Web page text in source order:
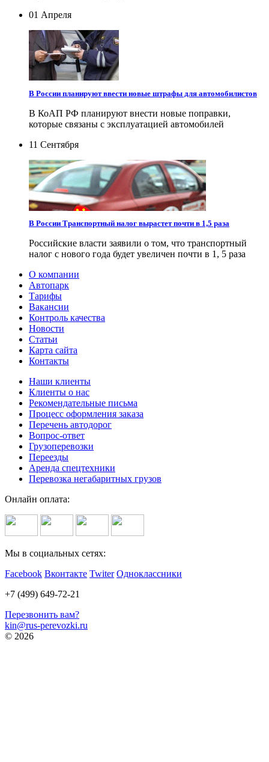
01 Апреля
В России планируют ввести новые штрафы для автомобилистов
В КоАП РФ планируют внести новые поправки,
которые связаны с эксплуатацией автомобилей
11 Сентября
В России Транспортный налог вырастет почти в 1,5 раза
Российские власти заявили о том, что транспортный
налог с нового года будет увеличен почти в 1, 5 раза
О компании
Автопарк
Тарифы
Вакансии
Контроль качества
Новости
Статьи
Карта сайта
Контакты
Наши клиенты
Клиенты о нас
Рекомендательные письма
Процесс оформления заказа
Перечень автодорог
Вопрос-ответ
Грузоперевозки
Переезды
Аренда спецтехники
Перевозка негабаритных грузов
Онлайн оплата:
Мы в социальных сетях:
Facebook Вконтакте Twiter Одноклассники
+7 (499) 649-72-21
Перезвонить вам?
kin@rus-perevozki.ru
© 2026